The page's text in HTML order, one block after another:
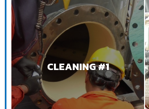
CLEANING #1